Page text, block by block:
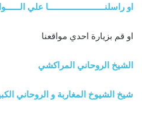
او راسلنــــــــــــــــــــــــا علي
او قم بزيارة احدي مواقعنا
الشيخ الروحاني المراكشي
شيخ الشيوخ المغاربة و الروحاني